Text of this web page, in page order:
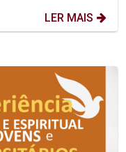
LER MAIS